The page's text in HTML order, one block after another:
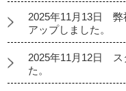
2025年11月13日 弊
アップしました。
2025年11月12日 ス
た。